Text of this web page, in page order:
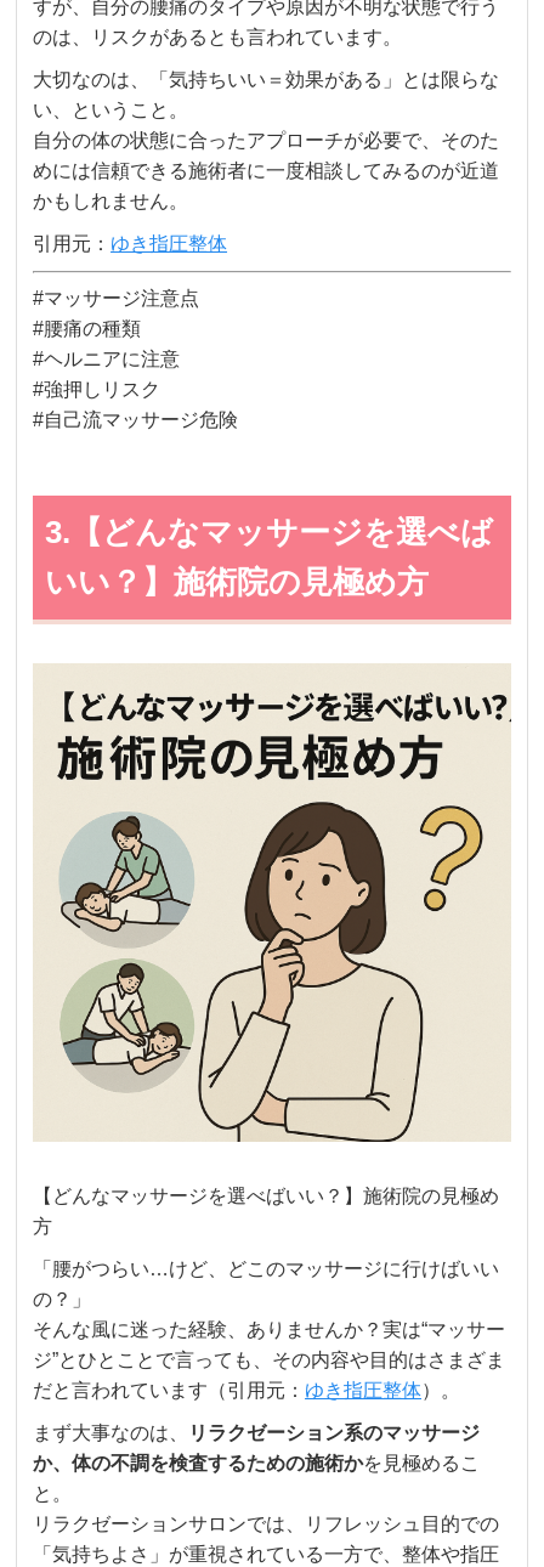
すが、自分の腰痛のタイプや原因が不明な状態で行う
のは、リスクがあるとも言われています。
大切なのは、「気持ちいい＝効果がある」とは限らな
い、ということ。
自分の体の状態に合ったアプローチが必要で、そのた
めには信頼できる施術者に一度相談してみるのが近道
かもしれません。
引用元： ゆき指圧整体
#マッサージ注意点
#腰痛の種類
#ヘルニアに注意
#強押しリスク
#自己流マッサージ危険
3.【どんなマッサージを選べば
いい？】施術院の見極め方
【どんなマッサージを選べばいい？】施術院の見極め
方
「腰がつらい…けど、どこのマッサージに行けばいい
の？」
そんな風に迷った経験、ありませんか？実は“マッサー
ジ”とひとことで言っても、その内容や目的はさまざま
だと言われています（引用元： ゆき指圧整体）。
まず大事なのは、
リラクゼーション系のマッサージ
か、体の不調を検査するための施術かを見極めるこ
と。
リラクゼーションサロンでは、リフレッシュ目的での
「気持ちよさ」が重視されている一方で、整体や指圧